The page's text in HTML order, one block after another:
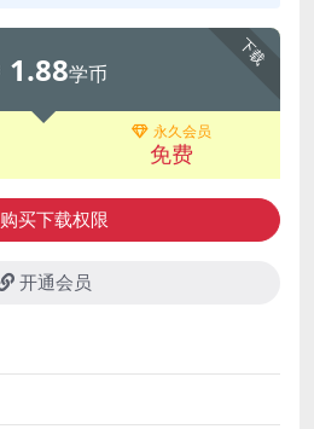
下载
1.88学币
永久会员
免费
购买下载权限
开通会员